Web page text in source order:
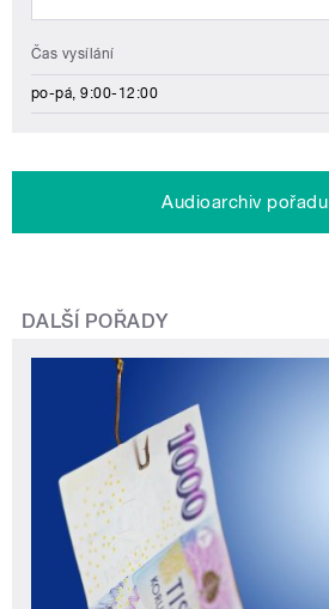
Čas vysílání
po-pá, 9:00-12:00
Audioarchiv pořadu
DALŠÍ POŘADY